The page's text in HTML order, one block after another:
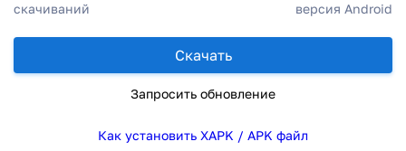
скачиваний
версия Android
Скачать
Запросить обновление
Как установить XAPK / APK файл